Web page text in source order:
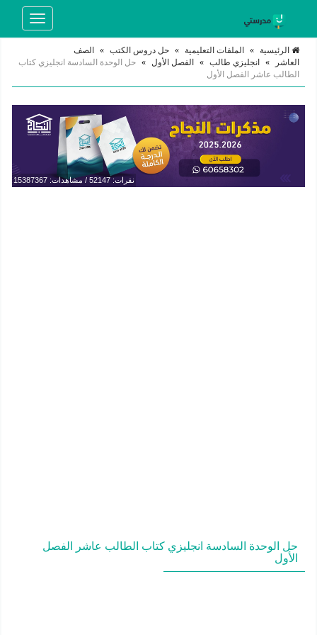
Toggle
الرئيسية » الملفات التعليمية » حل دروس الكتب »
الصف
العاشر
» انجليزي طالب » الفصل الأول » حل الوحدة السادسة انجليزي كتاب
الطالب عاشر الفصل الأول
نقرات: 52147 / مشاهدات: 15387367
حل الوحدة السادسة انجليزي كتاب الطالب عاشر الفصل
الأول